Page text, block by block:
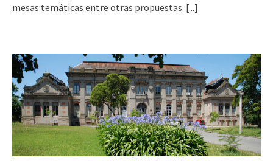
mesas temáticas entre otras propuestas. [...]